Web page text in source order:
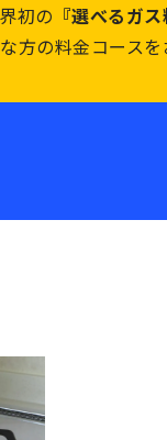
初の 『選べるガ
の料金コースを